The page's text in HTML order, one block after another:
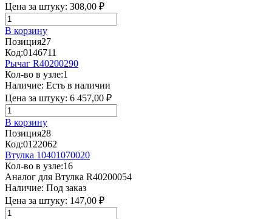
Цена за штуку: 308,00 ₽
В корзину
Позиция27
Код:0146711
Рычаг R40200290
Кол-во в узле:1
Наличие: Есть в наличии
Цена за штуку: 6 457,00 ₽
В корзину
Позиция28
Код:0122062
Втулка 10401070020
Кол-во в узле:16
Аналог для Втулка R40200054
Наличие: Под заказ
Цена за штуку: 147,00 ₽